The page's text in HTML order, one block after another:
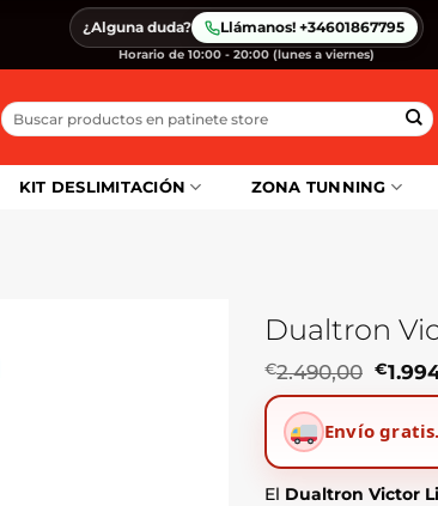
¿Alguna duda? Llámanos! +34601867795
Horario de 10:00 - 20:00 (lunes a viernes)
Buscar
por:
KIT DESLIMITACIÓN ZONA TUNNING
Dualtron
€2.490,00 El
era:
€
Envío gratis.
El Dualtron Victor